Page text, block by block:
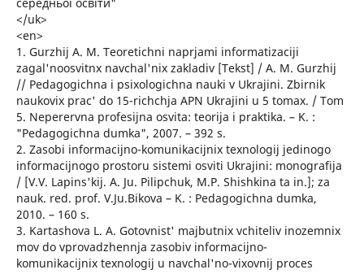
</uk>
<en>
1. Gurzhij A. M. Teoretichni naprjami informatizaciji
zagal'noosvitnx navchal'nix zakladiv [Tekst] / A. M. Gurzhij
// Pedagogichna i psixologichna nauki v Ukrajini. Zbirnik
naukovix prac' do 15-richchja APN Ukrajini u 5 tomax. / Tom
5. Neperervna profesijna osvita: teorija i praktika. – K. :
"Pedagogichna dumka", 2007. – 392 s.
2. Zasobi informacijno-komunikacijnix texnologij jedinogo
informacijnogo prostoru sistemi osviti Ukrajini: monografija
/ [V.V. Lapins'kij. A. Ju. Pilipchuk, M.P. Shishkina ta in.]; za
nauk. red. prof. V.Ju.Bikova – K. : Pedagogichna dumka,
2010. – 160 s.
3. Kartashova L. A. Gotovnist' majbutnix vchiteliv inozemnix
mov do vprovadzhennja zasobiv informacijno-
komunikacijnix texnologij u navchal'no-vixovnij proces